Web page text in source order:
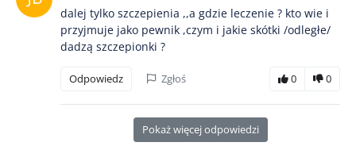
dalej tylko szczepienia ,,a gdzie leczenie ? kto wie i
przyjmuje jako pewnik ,czym i jakie skótki /odległe/
dadzą szczepionki ?
Odpowiedz Zgłoś 0 0
Pokaż więcej odpowiedzi